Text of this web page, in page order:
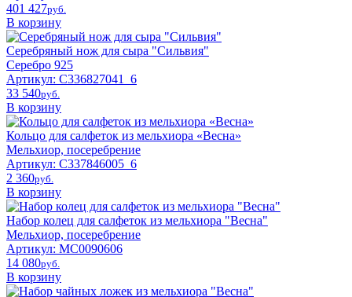
401 427pyб.
В корзину
Серебряный нож для сыра "Сильвия"
Серебро 925
Артикул: С336827041_6
33 540pyб.
В корзину
Кольцо для салфеток из мельхиора «Весна»
Мельхиор, посеребрение
Артикул: С337846005_6
2 360pyб.
В корзину
Набор колец для салфеток из мельхиора "Весна"
Мельхиор, посеребрение
Артикул: МС0090606
14 080pyб.
В корзину